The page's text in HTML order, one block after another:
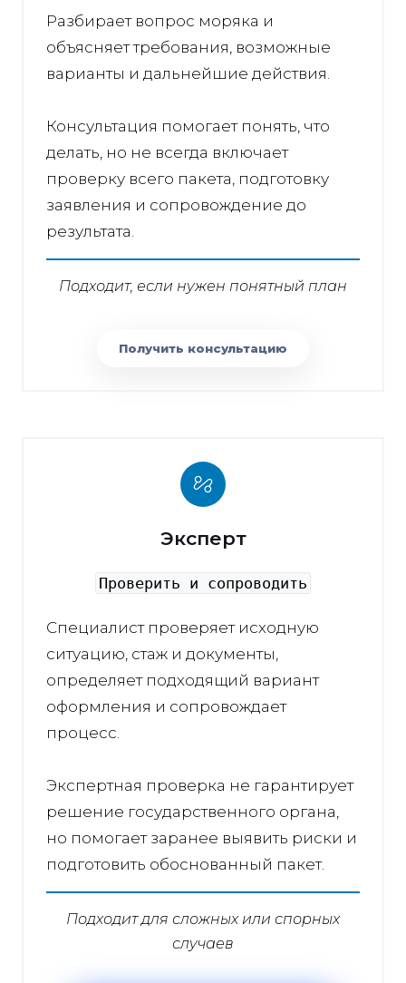
Разбирает вопрос моряка и
объясняет требования, возможные
варианты и дальнейшие действия.
Консультация помогает понять, что
делать, но не всегда включает
проверку всего пакета, подготовку
заявления и сопровождение до
результата.
Подходит, если нужен понятный план
Получить консультацию
Эксперт
Проверить и сопроводить
Специалист проверяет исходную
ситуацию, стаж и документы,
определяет подходящий вариант
оформления и сопровождает
процесс.
Экспертная проверка не гарантирует
решение государственного органа,
но помогает заранее выявить риски и
подготовить обоснованный пакет.
Подходит для сложных или спорных
случаев